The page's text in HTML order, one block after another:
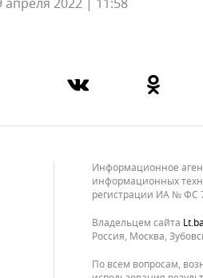
апреля 2022 | 11:58
Информационное
информационных
регистрации ИА № ФС
Владельцем сайта
Россия, Москва,
По всем вопросам,